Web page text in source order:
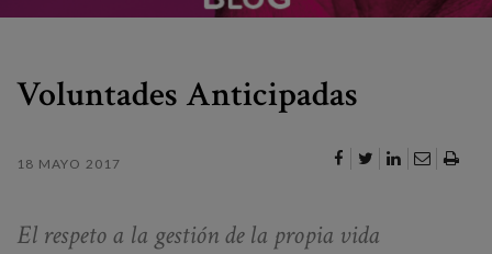
Canal de denuncias
es
Voluntades Anticipadas
18 MAYO 2017
El respeto a la gestión de la propia vida